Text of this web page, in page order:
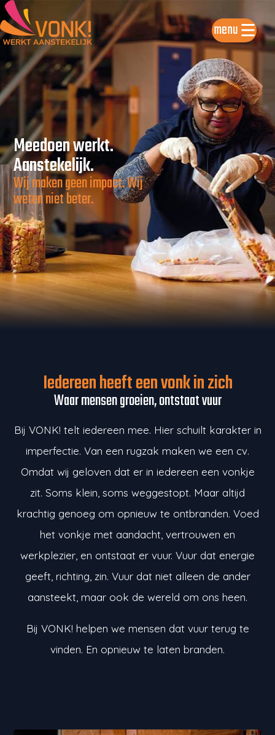
menu
Meedoen werkt.
Aanstekelijk.
Wij maken geen impact. Wij
weten niet beter.
Iedereen heeft een vonk in zich
Waar mensen groeien, ontstaat vuur
Bij VONK! telt iedereen mee. Hier schuilt karakter in
imperfectie. Van een rugzak maken we een cv.
Omdat wij geloven dat er in iedereen een vonkje
zit. Soms klein, soms weggestopt. Maar altijd
krachtig genoeg om opnieuw te ontbranden. Voed
het vonkje met aandacht, vertrouwen en
werkplezier, en ontstaat er vuur. Vuur dat energie
geeft, richting, zin. Vuur dat niet alleen de ander
aansteekt, maar ook de wereld om ons heen.
Bij VONK! helpen we mensen dat vuur terug te
vinden. En opnieuw te laten branden.